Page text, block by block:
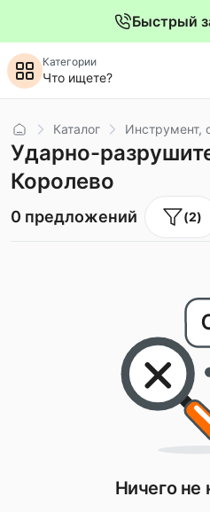
Быстрый
Категории
Что ищете?
Главная
Каталог Инструмент,
Ударно-
Королево
0 предложений (2)
Ничего не